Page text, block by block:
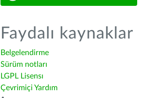
Faydalı kaynaklar
Belgelendirme
Sürüm notları
LGPL Lisensı
Çevrimiçi Yardım